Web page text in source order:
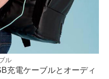
ル
充電ケーブルとオーディ